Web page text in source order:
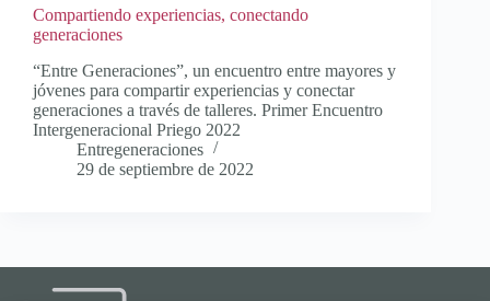
Compartiendo experiencias, conectando
generaciones
“Entre Generaciones”, un encuentro entre mayores y
jóvenes para compartir experiencias y conectar
generaciones a través de talleres. Primer Encuentro
Intergeneracional Priego 2022
Entregeneraciones
29 de septiembre de 2022